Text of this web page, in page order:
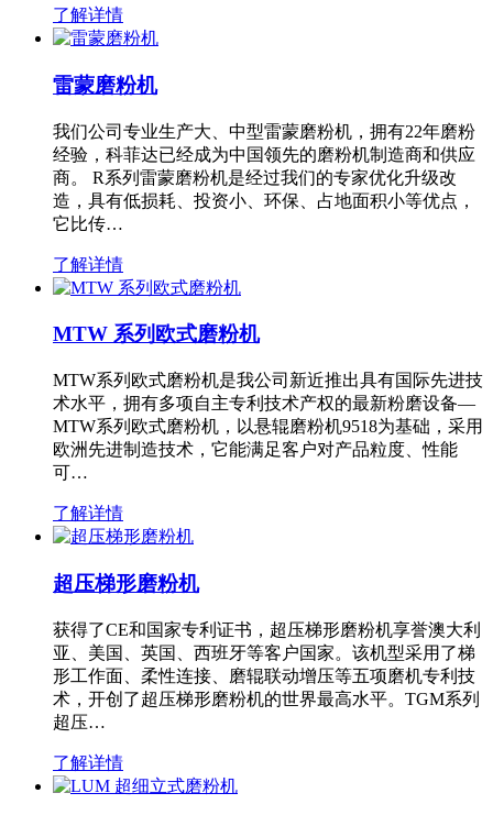
了解详情
雷蒙磨粉机
我们公司专业生产大、中型雷蒙磨粉机，拥有22年磨粉
经验，科菲达已经成为中国领先的磨粉机制造商和供应
商。 R系列雷蒙磨粉机是经过我们的专家优化升级改
造，具有低损耗、投资小、环保、占地面积小等优点，
它比传…
了解详情
MTW 系列欧式磨粉机
MTW系列欧式磨粉机是我公司新近推出具有国际先进技
术水平，拥有多项自主专利技术产权的最新粉磨设备—
MTW系列欧式磨粉机，以悬辊磨粉机9518为基础，采用
欧洲先进制造技术，它能满足客户对产品粒度、性能
可…
了解详情
超压梯形磨粉机
获得了CE和国家专利证书，超压梯形磨粉机享誉澳大利
亚、美国、英国、西班牙等客户国家。该机型采用了梯
形工作面、柔性连接、磨辊联动增压等五项磨机专利技
术，开创了超压梯形磨粉机的世界最高水平。TGM系列
超压…
了解详情